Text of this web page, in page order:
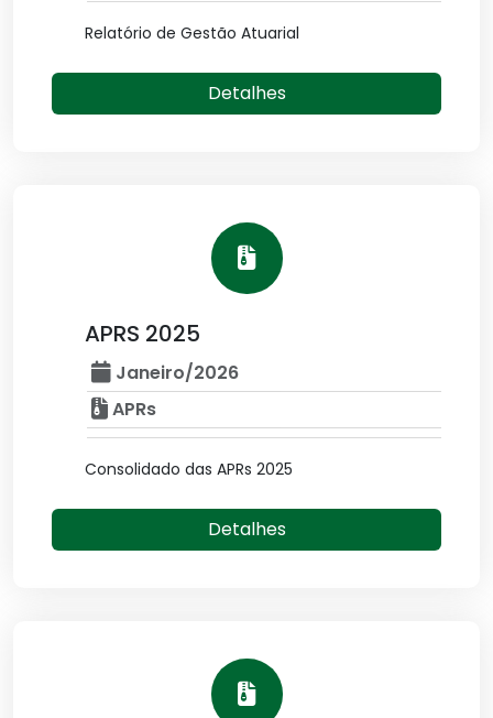
Relatório de Gestão Atuarial
Detalhes
APRS 2025
Janeiro/2026
APRs
Consolidado das APRs 2025
Detalhes